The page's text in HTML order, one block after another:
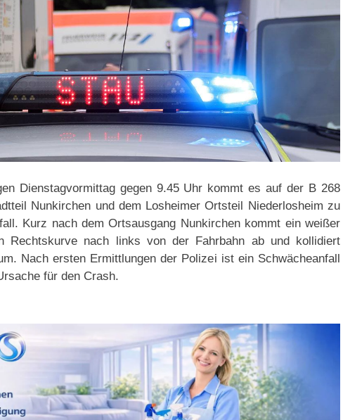
Dienstagvormittag gegen 9.45 Uhr kommt es auf der B 268
Nunkirchen und dem Losheimer Ortsteil Niederlosheim zu
Kurz nach dem Ortsausgang Nunkirchen kommt ein weißer
Rechtskurve nach links von der Fahrbahn ab und kollidiert
Nach ersten Ermittlungen der Polizei ist ein Schwächeanfall
für den Crash.